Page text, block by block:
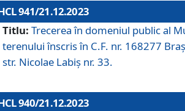
941/21.12.2023
Titlu: Trecerea în domeniul public al
terenului înscris în C.F. nr. 168277
str. Nicolae Labiș nr. 33.
940/21.12.2023